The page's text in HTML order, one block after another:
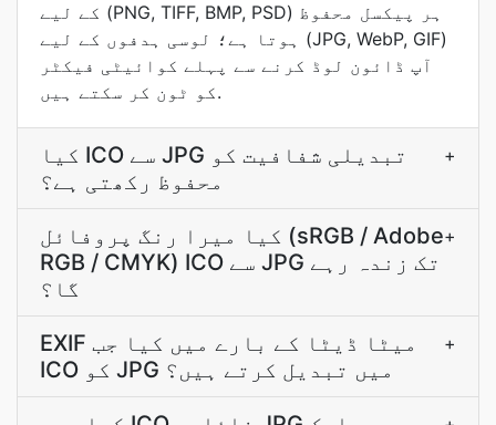
کے لیے (PNG, TIFF, BMP, PSD) ہر پیکسل محفوظ
ہوتا ہے؛ لوسی ہدفوں کے لیے (JPG, WebP, GIF)
آپ ڈائون لوڈ کرنے سے پہلے کوائیٹی فیکٹر
کو ٹون کر سکتے ہیں.
کیا ICO سے JPG تبدیلی شفافیت کو
محفوظ رکھتی ہے؟
+
کیا میرا رنگ پروفائل (sRGB / Adobe
RGB / CMYK) ICO سے JPG تک زندہ رہے
گا؟
+
EXIF میٹا ڈیٹا کے بارے میں کیا جب
ICO کو JPG میں تبدیل کرتے ہیں؟
+